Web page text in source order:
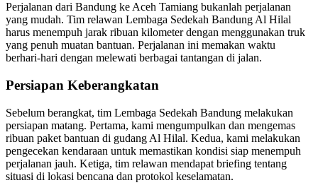
Perjalanan dari Bandung ke Aceh Tamiang bukanlah perjalanan
yang mudah. Tim relawan Lembaga Sedekah Bandung Al Hilal
harus menempuh jarak ribuan kilometer dengan menggunakan truk
yang penuh muatan bantuan. Perjalanan ini memakan waktu
berhari-hari dengan melewati berbagai tantangan di jalan.
Persiapan Keberangkatan
Sebelum berangkat, tim Lembaga Sedekah Bandung melakukan
persiapan matang. Pertama, kami mengumpulkan dan mengemas
ribuan paket bantuan di gudang Al Hilal. Kedua, kami melakukan
pengecekan kendaraan untuk memastikan kondisi siap menempuh
perjalanan jauh. Ketiga, tim relawan mendapat briefing tentang
situasi di lokasi bencana dan protokol keselamatan.